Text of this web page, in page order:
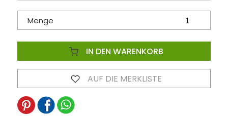
Menge
IN DEN WARENKORB
AUF DIE MERKLISTE